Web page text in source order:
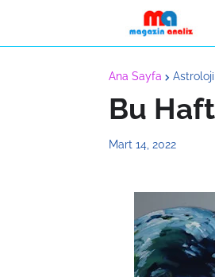
Ana Sayfa Astroloji
Bu
Mart 14, 2022